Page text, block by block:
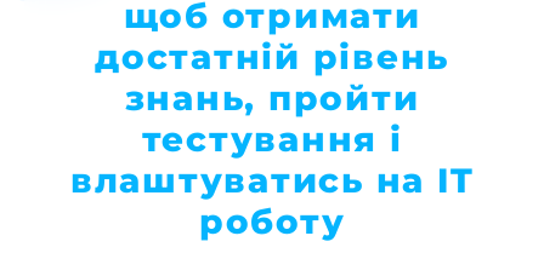
достатній рівень
знань, пройти
тестування і
влаштуватись на
IT роботу
щоб отримати
достатній рівень
знань, пройти
тестування і
влаштуватись на IT
роботу